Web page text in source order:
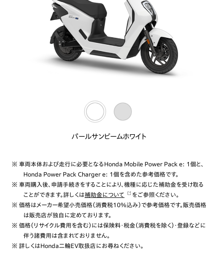
パールサンビームホワイト
※ 車両本体および走行に必要となるHonda Mobile Power Pack e: 1個と、
Honda Power Pack Charger e: 1個を含めた参考価格です。
※ 車両購入後、申請手続きをすることにより、機種に応じた補助金を受け取る
ことができます。詳しくは補助金について
をご参照ください。
※ 価格はメーカー希望小売価格（消費税10%込み）で参考価格です。販売価格
は販売店が独自に定めております。
※ 価格（リサイクル費用を含む）には保険料・税金（消費税を除く）・登録などに
伴う諸費用は含まれておりません。
※ 詳しくはHonda二輪EV取扱店にお尋ねください。